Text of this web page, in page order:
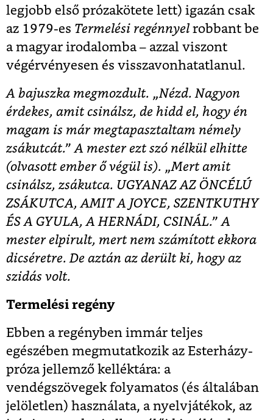
legjobb első prózakötete lett) igazán csak
az 1979-es Termelési regénnyel robbant be
a magyar irodalomba – azzal viszont
végérvényesen és visszavonhatatlanul.
A bajuszka megmozdult. „Nézd. Nagyon
érdekes, amit csinálsz, de hidd el, hogy én
magam is már megtapasztaltam némely
zsákutcát.” A mester ezt szó nélkül elhitte
(olvasott ember ő végül is). „Mert amit
csinálsz, zsákutca. UGYANAZ AZ ÖNCÉLÚ
ZSÁKUTCA, AMIT A JOYCE, SZENTKUTHY
ÉS A GYULA, A HERNÁDI, CSINÁL.” A
mester elpirult, mert nem számított ekkora
dicséretre. De aztán az derült ki, hogy az
szidás volt.
Termelési regény
Ebben a regényben immár teljes
egészében megmutatkozik az Esterházy-
próza jellemző kelléktára: a
vendégszövegek folyamatos (és általában
jelöletlen) használata, a nyelvjátékok, az